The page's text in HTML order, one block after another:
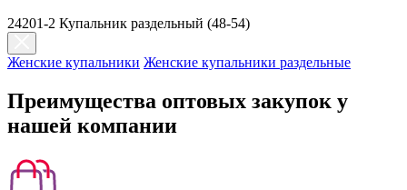
24201-2 Купальник раздельный (48-54)
Женские купальники Женские купальники раздельные
Преимущества оптовых закупок у
нашей компании